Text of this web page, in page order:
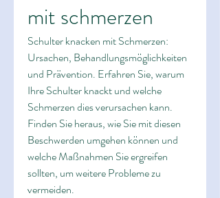
mit schmerzen
Schulter knacken mit Schmerzen:
Ursachen, Behandlungsmöglichkeiten
und Prävention. Erfahren Sie, warum
Ihre Schulter knackt und welche
Schmerzen dies verursachen kann.
Finden Sie heraus, wie Sie mit diesen
Beschwerden umgehen können und
welche Maßnahmen Sie ergreifen
sollten, um weitere Probleme zu
vermeiden.